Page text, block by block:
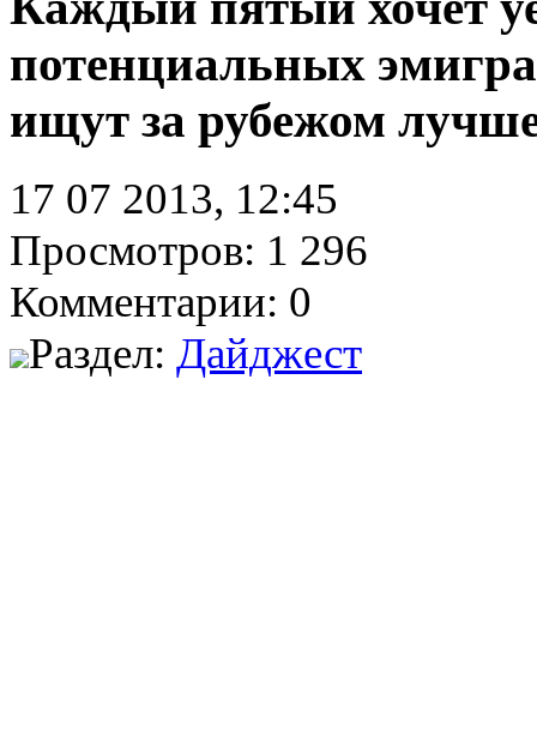
потенциальных
ищут за рубежом
17 07 2013, 12:45
Просмотров: 1 296
Комментарии: 0
Раздел: Дайджест